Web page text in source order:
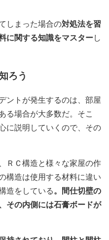
しまった場合の対処法を習
に関する知識をマスターし
ろう
ントが発生するのは、部屋
る場合が大多数だ。そこ
に説明していくので、その
ＲＣ構造と様々な家屋の作
構造は使用する材料に違い
造をしている。間仕切壁の
その内側には石膏ボードが